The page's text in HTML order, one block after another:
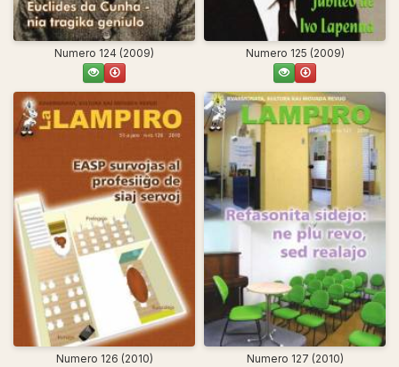
Numero 124 (2009) Numero 125 (2009)
Numero 126 (2010) Numero 127 (2010)